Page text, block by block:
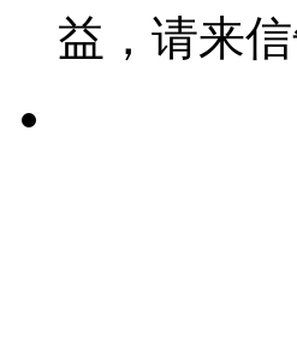
益，请来